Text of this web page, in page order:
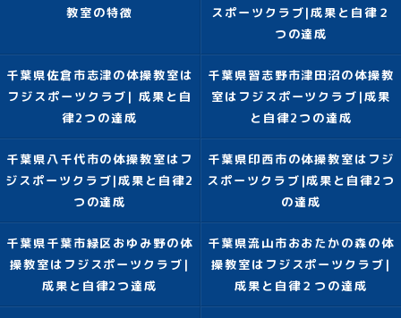
教室の特徴
スポーツクラブ|成果と自律２
つの達成
千葉県佐倉市志津の体操教室は
フジスポーツクラブ| 成果と自
律2つの達成
千葉県習志野市津田沼の体操教
室はフジスポーツクラブ|成果
と自律2つの達成
千葉県八千代市の体操教室はフ
ジスポーツクラブ|成果と自律2
つの達成
千葉県印西市の体操教室はフジ
スポーツクラブ|成果と自律2つ
の達成
千葉県千葉市緑区おゆみ野の体
操教室はフジスポーツクラブ|
成果と自律2つ達成
千葉県流山市おおたかの森の体
操教室はフジスポーツクラブ|
成果と自律２つの達成